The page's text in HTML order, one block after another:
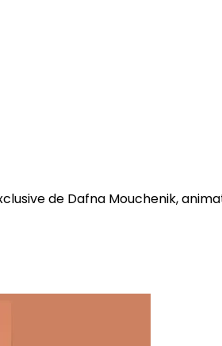
de Dafna Mouchenik,